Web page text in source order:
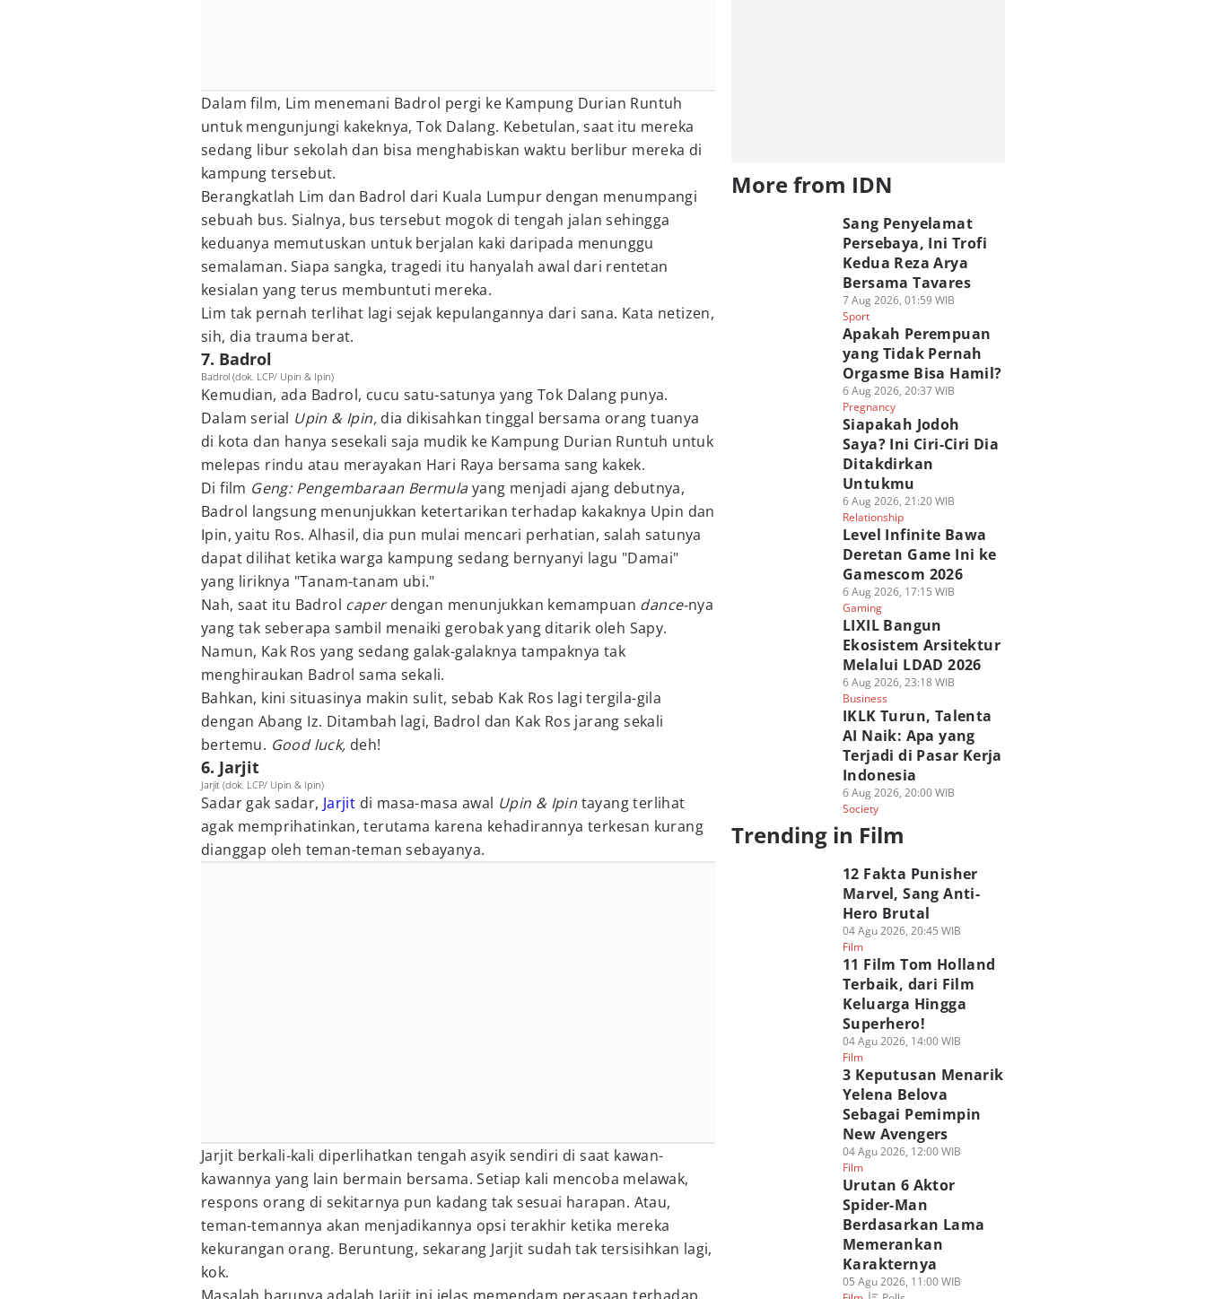
Dalam film, Lim menemani Badrol pergi ke Kampung Durian Runtuh
untuk mengunjungi kakeknya, Tok Dalang. Kebetulan, saat itu mereka
sedang libur sekolah dan bisa menghabiskan waktu berlibur mereka di
kampung tersebut.
Berangkatlah Lim dan Badrol dari Kuala Lumpur dengan menumpangi
sebuah bus. Sialnya, bus tersebut mogok di tengah jalan sehingga
keduanya memutuskan untuk berjalan kaki daripada menunggu
semalaman. Siapa sangka, tragedi itu hanyalah awal dari rentetan
kesialan yang terus membuntuti mereka.
Lim tak pernah terlihat lagi sejak kepulangannya dari sana. Kata netizen,
sih, dia trauma berat.
7. Badrol
Badrol (dok. LCP/ Upin & Ipin)
Kemudian, ada Badrol, cucu satu-satunya yang Tok Dalang punya.
Dalam serial Upin & Ipin, dia dikisahkan tinggal bersama orang tuanya
di kota dan hanya sesekali saja mudik ke Kampung Durian Runtuh untuk
melepas rindu atau merayakan Hari Raya bersama sang kakek.
Di film Geng: Pengembaraan Bermulayang menjadi ajang debutnya,
Badrol langsung menunjukkan ketertarikan terhadap kakaknya Upin dan
Ipin, yaitu Ros. Alhasil, dia pun mulai mencari perhatian, salah satunya
dapat dilihat ketika warga kampung sedang bernyanyi lagu "Damai"
yang liriknya "Tanam-tanam ubi."
Nah, saat itu Badrol caperdengan menunjukkan kemampuan dance-nya
yang tak seberapa sambil menaiki gerobak yang ditarik oleh Sapy.
Namun, Kak Ros yang sedang galak-galaknya tampaknya tak
menghiraukan Badrol sama sekali.
Bahkan, kini situasinya makin sulit, sebab Kak Ros lagi tergila-gila
dengan Abang Iz. Ditambah lagi, Badrol dan Kak Ros jarang sekali
bertemu. Good luck, deh!
6. Jarjit
Jarjit (dok. LCP/ Upin & Ipin)
Sadar gak sadar, Jarjit di masa-masa awal Upin & Ipin tayang terlihat
agak memprihatinkan, terutama karena kehadirannya terkesan kurang
dianggap oleh teman-teman sebayanya.
Jarjit berkali-kali diperlihatkan tengah asyik sendiri di saat kawan-
kawannya yang lain bermain bersama. Setiap kali mencoba melawak,
respons orang di sekitarnya pun kadang tak sesuai harapan. Atau,
teman-temannya akan menjadikannya opsi terakhir ketika mereka
kekurangan orang. Beruntung, sekarang Jarjit sudah tak tersisihkan lagi,
kok.
More from IDN
Sang Penyelamat
Persebaya, Ini Trofi
Kedua Reza Arya
Bersama Tavares
7 Aug 2026, 01:59 WIB
Sport
Apakah Perempuan
yang Tidak Pernah
Orgasme Bisa Hamil?
6 Aug 2026, 20:37 WIB
Pregnancy
Siapakah Jodoh
Saya? Ini Ciri-Ciri Dia
Ditakdirkan
Untukmu
6 Aug 2026, 21:20 WIB
Relationship
Level Infinite Bawa
Deretan Game Ini ke
Gamescom 2026
6 Aug 2026, 17:15 WIB
Gaming
LIXIL Bangun
Ekosistem Arsitektur
Melalui LDAD 2026
6 Aug 2026, 23:18 WIB
Business
IKLK Turun, Talenta
AI Naik: Apa yang
Terjadi di Pasar Kerja
Indonesia
6 Aug 2026, 20:00 WIB
Society
Trending in Film
12 Fakta Punisher
Marvel, Sang Anti-
Hero Brutal
04 Agu 2026, 20:45 WIB
Film
11 Film Tom Holland
Terbaik, dari Film
Keluarga Hingga
Superhero!
04 Agu 2026, 14:00 WIB
Film
3 Keputusan Menarik
Yelena Belova
Sebagai Pemimpin
New Avengers
04 Agu 2026, 12:00 WIB
Film
Urutan 6 Aktor
Spider-Man
Berdasarkan Lama
Memerankan
Karakternya
05 Agu 2026, 11:00 WIB